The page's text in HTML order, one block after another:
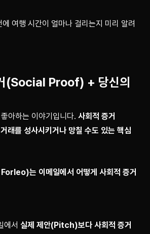
여행 시간이 얼마나 걸리는지 미리 알려
(Social Proof) + 당신의
아하는 이야기입니다. 사회적 증거
를 성사시키거나 망칠 수도 있는 핵심
는 이메일에서 어떻게 사회적 증거
에서 실제 제안(Pitch)보다 사회적 증거